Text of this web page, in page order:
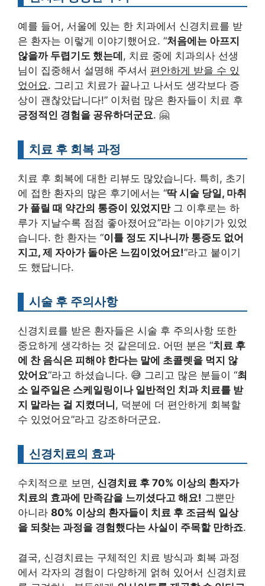
예를 들어, 서울에 있는 한 치과에서 신경치료를 받
은 환자는 이렇게 이야기했어요. “처음에는 아프지
않을까 두렵기도 했는데 , 치료 중에 치과의사 선생
님이 집중해서 설명해 주셔서 편안하게 받을 수 있
었어요. 그리고 치료가 끝나고 나서도 생각보다 증
상이 괜찮았답니다!” 이처럼 많은 환자들이 치료 후
긍정적인 경험을 공유하더군요. 🤗
치료 후 회복 과정
치료 후 회복에 대한 리뷰도 많았습니다. 특히, 초기
에 접한 환자의 많은 후기에서는 “딱 시술 당일, 마취
가 풀릴 때 약간의 통증이 있었지만그 이후로는 하
루가 지날수록 점점 좋아졌어요”라는 이야기가 있었
습니다. 한 환자는 “이틀 정도 지나니까 통증도 없어
지고, 제 자아가 돌아온 느낌이었어요!“라고 붙이기
도 했답니다.
시술 후 주의사항
신경치료를 받은 환자들은 시술 후 주의사항 또한
중요하게 생각하는 것 같은데요. 어떤 분은 “치료 후
에 찬 음식은 피해야 한다는 말에 초콜렛을 먹지 않
았어요“라고 하셨습니다. 😅 그리고 많은 분들이 “최
소 일주일은 스케일링이나 일반적인 치과 치료를 받
지 말라는 걸 지켰더니 , 덕분에 더 편안하게 회복할
수 있었어요”라고 강조하더군요.
신경치료의 효과
수치적으로 보면, 신경치료 후 70% 이상의 환자가
치료의 효과에 만족감을 느끼셨다고 해요! 그뿐만
아니라 80% 이상의 환자들이 치료 후 조금씩 일상
을 되찾는 과정을 경험했다는 사실이 주목할 만하죠.
결국, 신경치료는 구체적인 치료 방식과 회복 과정
에서 각자의 경험이 다양하게 얽혀 있어서 신경치료